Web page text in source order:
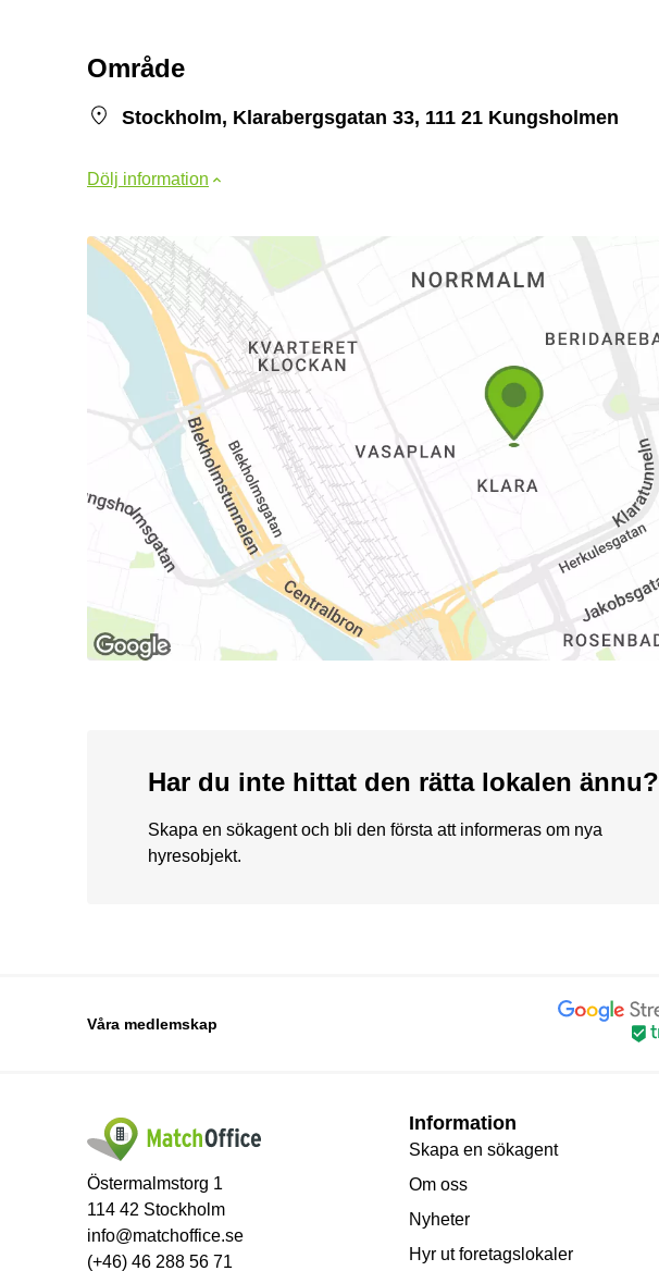
Område
Stockholm, Klarabergsgatan 33, 111 21 Kungsholmen
Dölj information
Har du inte hittat den rätta lokalen ännu?
Skapa en sökagent och bli den första att informeras om nya
hyresobjekt.
Våra medlemskap
Östermalmstorg 1
114 42 Stockholm
info@matchoffice.se
(+46) 46 288 56 71
Information
Skapa en sökagent
Om oss
Nyheter
Hyr ut foretagslokaler